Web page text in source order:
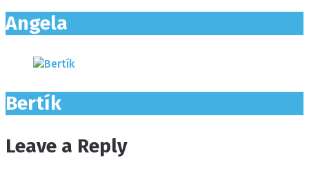
Angela
Bertík
Leave a Reply